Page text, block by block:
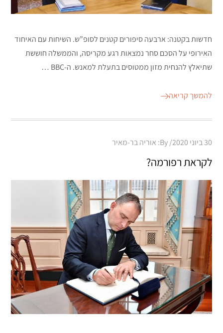
חדשות בקטנה: ארבעה סיפורים קטנים לסופ”ש. השיחות עם האיחוד
האירופי על הסכם סחר נמצאות רגע מקריסה, והממשלה חוששת
שתיאלץ להנחית מזון ממטוסים בתעלת למאנש. ה-BBC …
להמשך קריאה
Posted
on
30 ביוני 2020 By: אוריה בר-מאיר
לקראת רפורמה?